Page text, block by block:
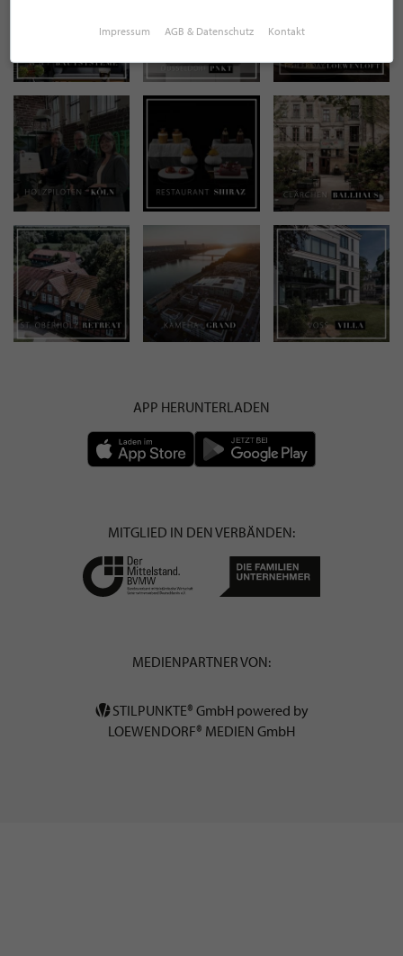
APP HERUNTERLADEN
MITGLIED IN DEN VERBÄNDEN:
MEDIENPARTNER VON:
STILPUNKTE® GmbH powered by
LOEWENDORF® MEDIEN GmbH
Impressum AGB & Datenschutz Kontakt